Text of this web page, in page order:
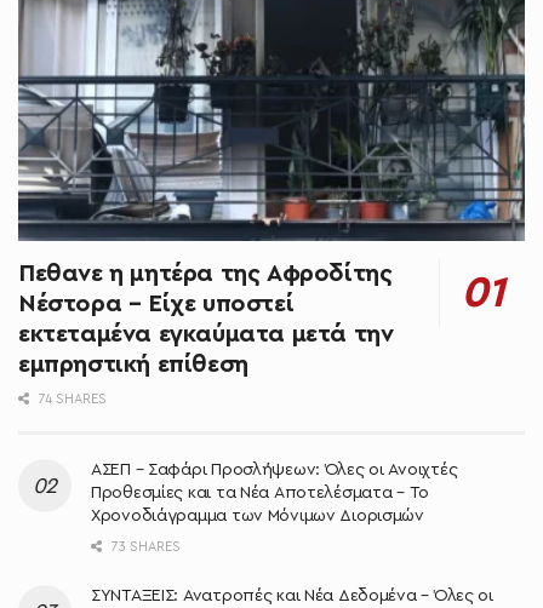
Πεθανε η μητέρα της Αφροδίτης
Νέστορα – Είχε υποστεί
εκτεταμένα εγκαύματα μετά την
εμπρηστική επίθεση
74 SHARES
ΑΣΕΠ – Σαφάρι Προσλήψεων: Όλες οι Ανοιχτές
Προθεσμίες και τα Νέα Αποτελέσματα – Το
Χρονοδιάγραμμα των Μόνιμων Διορισμών
73 SHARES
ΣΥΝΤΑΞΕΙΣ: Ανατροπές και Νέα Δεδομένα – Όλες οι